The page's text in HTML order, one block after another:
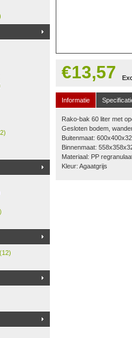
(12)
€13,57
Informatie
Rako-bak 60 liter met
Gesloten bodem,
Buitenmaat:
Binnenmaat:
Materiaal: PP
Kleur: Agaatgrijs